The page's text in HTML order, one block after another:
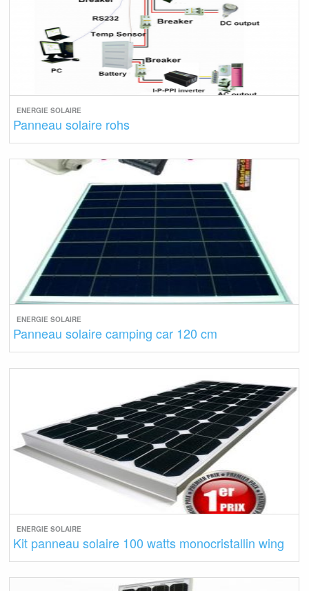
ENERGIE SOLAIRE
Panneau solaire rohs
ENERGIE SOLAIRE
Panneau solaire camping car 120 cm
ENERGIE SOLAIRE
Kit panneau solaire 100 watts monocristallin wing